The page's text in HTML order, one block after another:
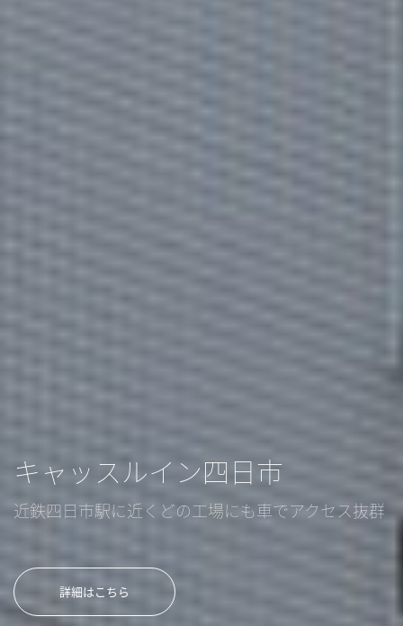
キャッスルイン四日市
近鉄四日市駅に近くどの工場にも車でアクセス抜群
詳細はこちら